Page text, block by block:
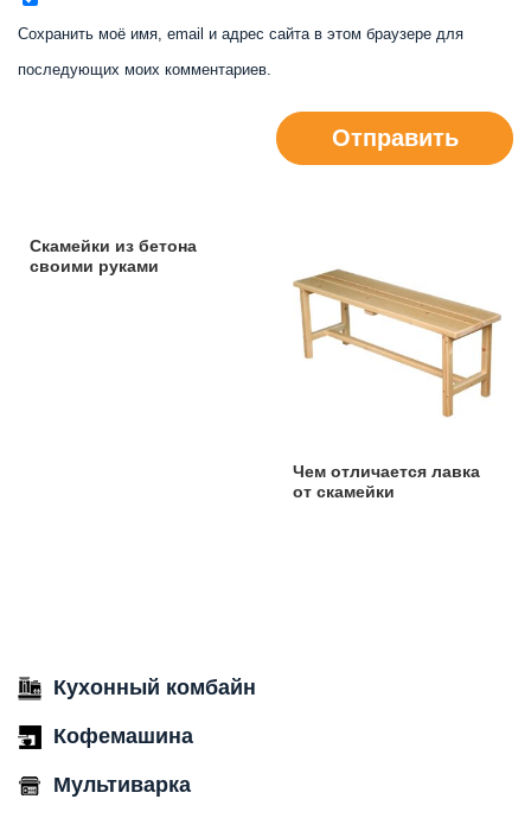
Сохранить моё имя, email и адрес сайта в этом браузере для
последующих моих комментариев.
Отправить
Скамейки из бетона
своими руками
Чем отличается лавка
от скамейки
Кухонный комбайн
Кофемашина
Мультиварка